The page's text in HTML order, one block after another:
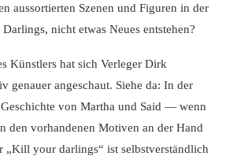
aussortierten Szenen und Figuren in der
nicht etwas Neues entstehen?
Künstlers hat sich Verleger Dirk
genauer angeschaut. Siehe da: In der
von Martha und Said — wenn
den vorhandenen Motiven an der Hand
„Kill your darlings“ ist selbstverständlich